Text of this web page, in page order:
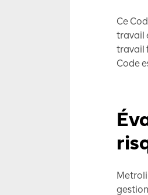
Ce
travail
travail
Code